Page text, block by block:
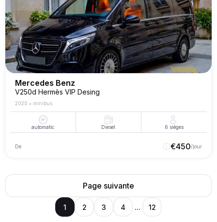
Mercedes Benz
V250d Hermès VIP Desing
2020 • minibus
automatic Diesel 6 sièges
De €450/jour
Page suivante
1 2 3 4 ... 12